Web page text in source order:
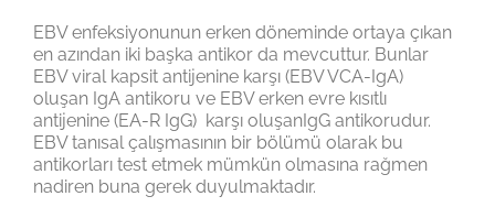
EBV enfeksiyonunun erken döneminde ortaya çıkan
en azından iki başka antikor da mevcuttur. Bunlar
EBV viral kapsit antijenine karşı (EBV VCA-IgA)
oluşan IgA antikoru ve EBV erken evre kısıtlı
antijenine (EA-R IgG) karşı oluşanIgG antikorudur.
EBV tanısal çalışmasının bir bölümü olarak bu
antikorları test etmek mümkün olmasına rağmen
nadiren buna gerek duyulmaktadır.